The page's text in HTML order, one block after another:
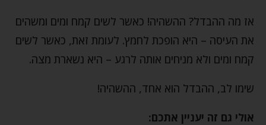
אז מה ההבדל? ההשהיה! כאשר לשים קמח ומים ומשהים
את העיסה – היא הופכת לחמץ. לעומת זאת, כאשר לשים
קמח ומים ולא מניחים אותה לרגע – היא נשארת מצה.
שימו לב, ההבדל הוא אחד, ההשהיה!
אולי גם זה יעניין אתכם: